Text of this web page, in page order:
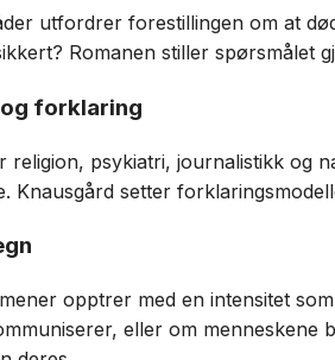
utfordrer forestillingen om at
Romanen stiller spørsmålet
forklaring
religion, psykiatri, journalistikk og
Knausgård setter
opptrer med en intensitet
eller om menneskene